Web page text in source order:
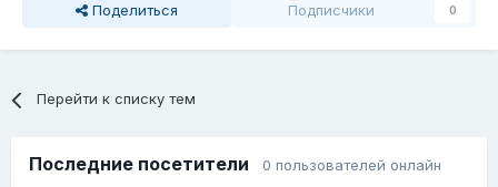
Поделиться Подписчики 0
Перейти к списку тем
Последние посетители 0 пользователей онлайн